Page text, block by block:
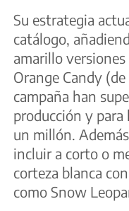
Su estrategia
catálogo,
amarillo
Orange Candy
campaña han
producción y para
un millón.
incluir a corto o
corteza blanca
como Snow